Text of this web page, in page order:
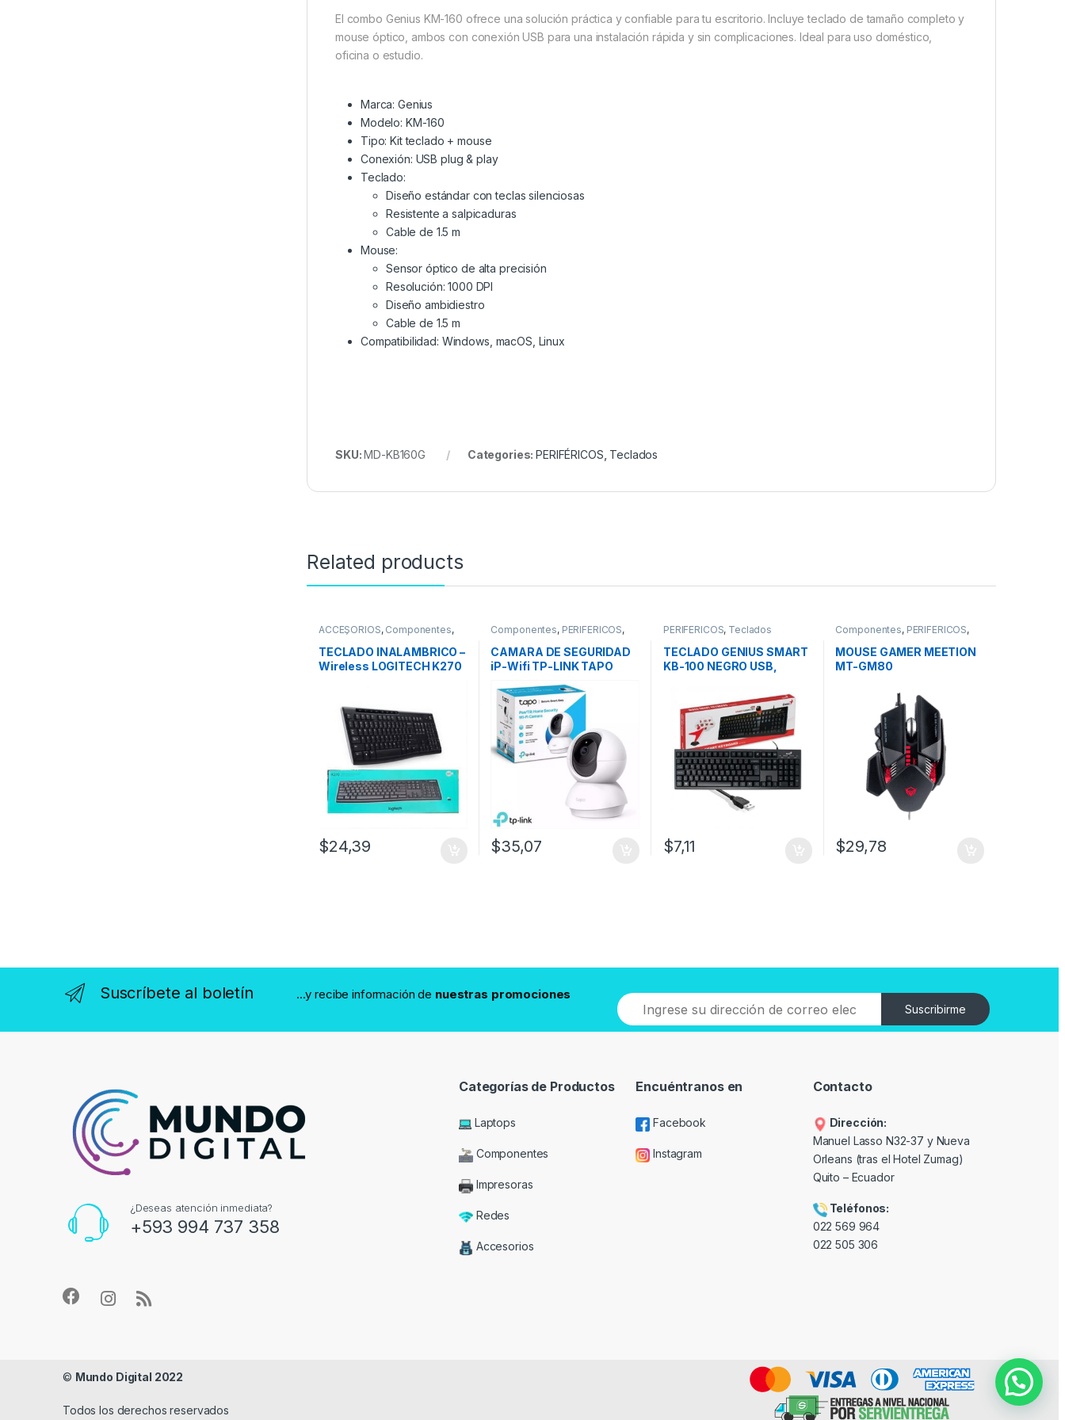
El combo Genius KM-160 ofrece una solución práctica y confiable para tu escritorio. Incluye teclado de tamaño completo y
mouse óptico, ambos con conexión USB para una instalación rápida y sin complicaciones. Ideal para uso doméstico,
oficina o estudio.
Marca: Genius
Modelo: KM-160
Tipo: Kit teclado + mouse
Conexión: USB plug & play
Teclado:
Diseño estándar con teclas silenciosas
Resistente a salpicaduras
Cable de 1.5 m
Mouse:
Sensor óptico de alta precisión
Resolución: 1000 DPI
Diseño ambidiestro
Cable de 1.5 m
Compatibilidad: Windows, macOS, Linux
SKU: MD-KB160G Categories: PERIFÉRICOS, Teclados
Related products
ACCESORIOS, Componentes,
Mouse
TECLADO INALAMBRICO –
Wireless LOGITECH K270
$24,39
Componentes, PERIFÉRICOS,
Webcam
CAMARA DE SEGURIDAD
iP-Wifi TP-LINK TAPO
$35,07
PERIFÉRICOS, Teclados
TECLADO GENIUS SMART
KB-100 NEGRO USB,
PERSONALIZABLES
$7,11
Componentes, PERIFÉRICOS,
Mouse
MOUSE GAMER MEETION
MT-GM80
$29,78
Suscríbete al boletín ...y recibe información de nuestras promociones
Suscribirme
¿Deseas atención inmediata?
+593 994 737 358
Categorías de Productos
Laptops
Componentes
Impresoras
Redes
Accesorios
Encuéntranos en
Facebook
Instagram
Contacto
Dirección:
Manuel Lasso N32-37 y Nueva
Orleans (tras el Hotel Zumag)
Quito – Ecuador
Teléfonos:
022 569 964
022 505 306
© Mundo Digital 2022
Todos los derechos reservados